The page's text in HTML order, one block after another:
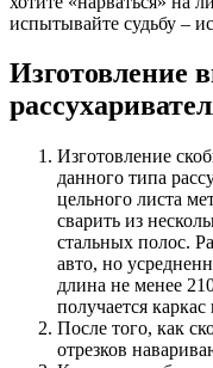
испытывайте судьбу –
Изготовление
Изготовление
данного типа
цельного листа
сварить из
стальных полос.
авто, но
длина не менее
получается
После того, как
отрезков